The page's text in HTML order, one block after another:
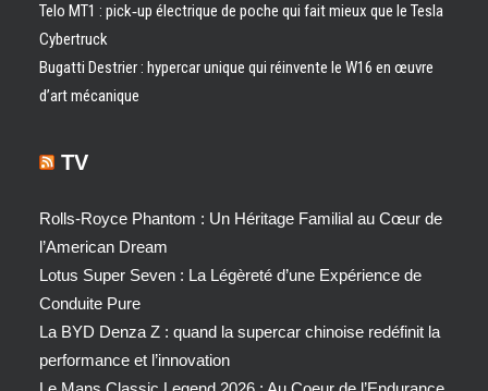
Telo MT1 : pick‑up électrique de poche qui fait mieux que le Tesla
Cybertruck
Bugatti Destrier : hypercar unique qui réinvente le W16 en œuvre
d’art mécanique
TV
Rolls-Royce Phantom : Un Héritage Familial au Cœur de
l’American Dream
Lotus Super Seven : La Légèreté d’une Expérience de
Conduite Pure
La BYD Denza Z : quand la supercar chinoise redéfinit la
performance et l’innovation